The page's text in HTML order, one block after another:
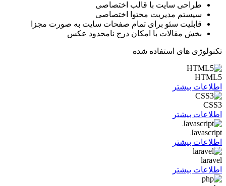
طراحی سایت با قالب اختصاصی
سیستم مدیریت محتوا اختصاصی
قابلیت سئو برای تمام صفحات سایت به صورت مجزا
بخش مقالات با امکان درج نامحدود عکس
تکنولوژی های استفاده شده
HTML5
اطلاعات بیشتر
CSS3
اطلاعات بیشتر
Javascript
اطلاعات بیشتر
laravel
اطلاعات بیشتر